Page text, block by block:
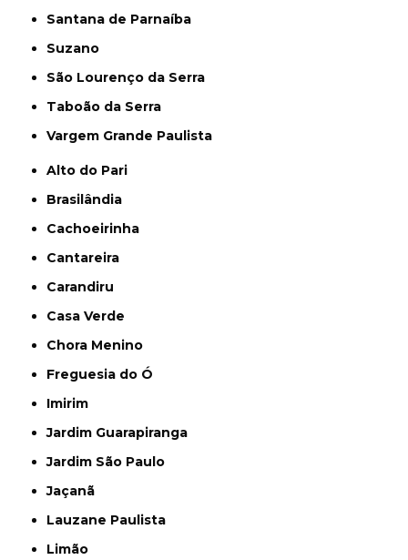
Santana de Parnaíba
Suzano
São Lourenço da Serra
Taboão da Serra
Vargem Grande Paulista
Alto do Pari
Brasilândia
Cachoeirinha
Cantareira
Carandiru
Casa Verde
Chora Menino
Freguesia do Ó
Imirim
Jardim Guarapiranga
Jardim São Paulo
Jaçanã
Lauzane Paulista
Limão